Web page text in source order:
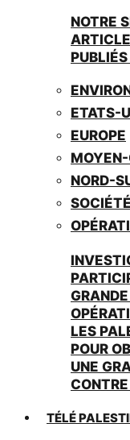
NOTRE
ETATS-
EUROPE
NORD-
SOCIÉTÉ
LES
POUR
UNE
TÉLÉ